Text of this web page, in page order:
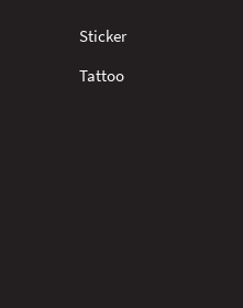
Sticker
Tattoo